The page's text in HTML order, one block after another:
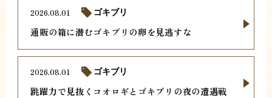
通販の箱に潜むゴキブリの卵を見逃すな
2026.08.01 ゴキブリ
跳躍力で見抜くコオロギとゴキブリの夜の遭遇戦
2026.08.01 ゴキブリ